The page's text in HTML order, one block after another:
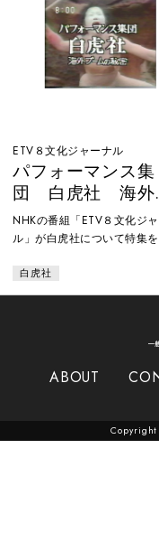
ETV８文化ジャーナル
パフォーマンス集
団 白虎社 海外
ームの秘密
NHKの番組「ETV８文化ジ
ル」が白虎社について特集
え、白虎社人気の秘密をさぐ
「PARCOスーパースクール
スパレス）、ビデオ作品「
ー、熊野合宿など大須賀の
ズ・モレシャンなども観覧
白虎社
ABOUT